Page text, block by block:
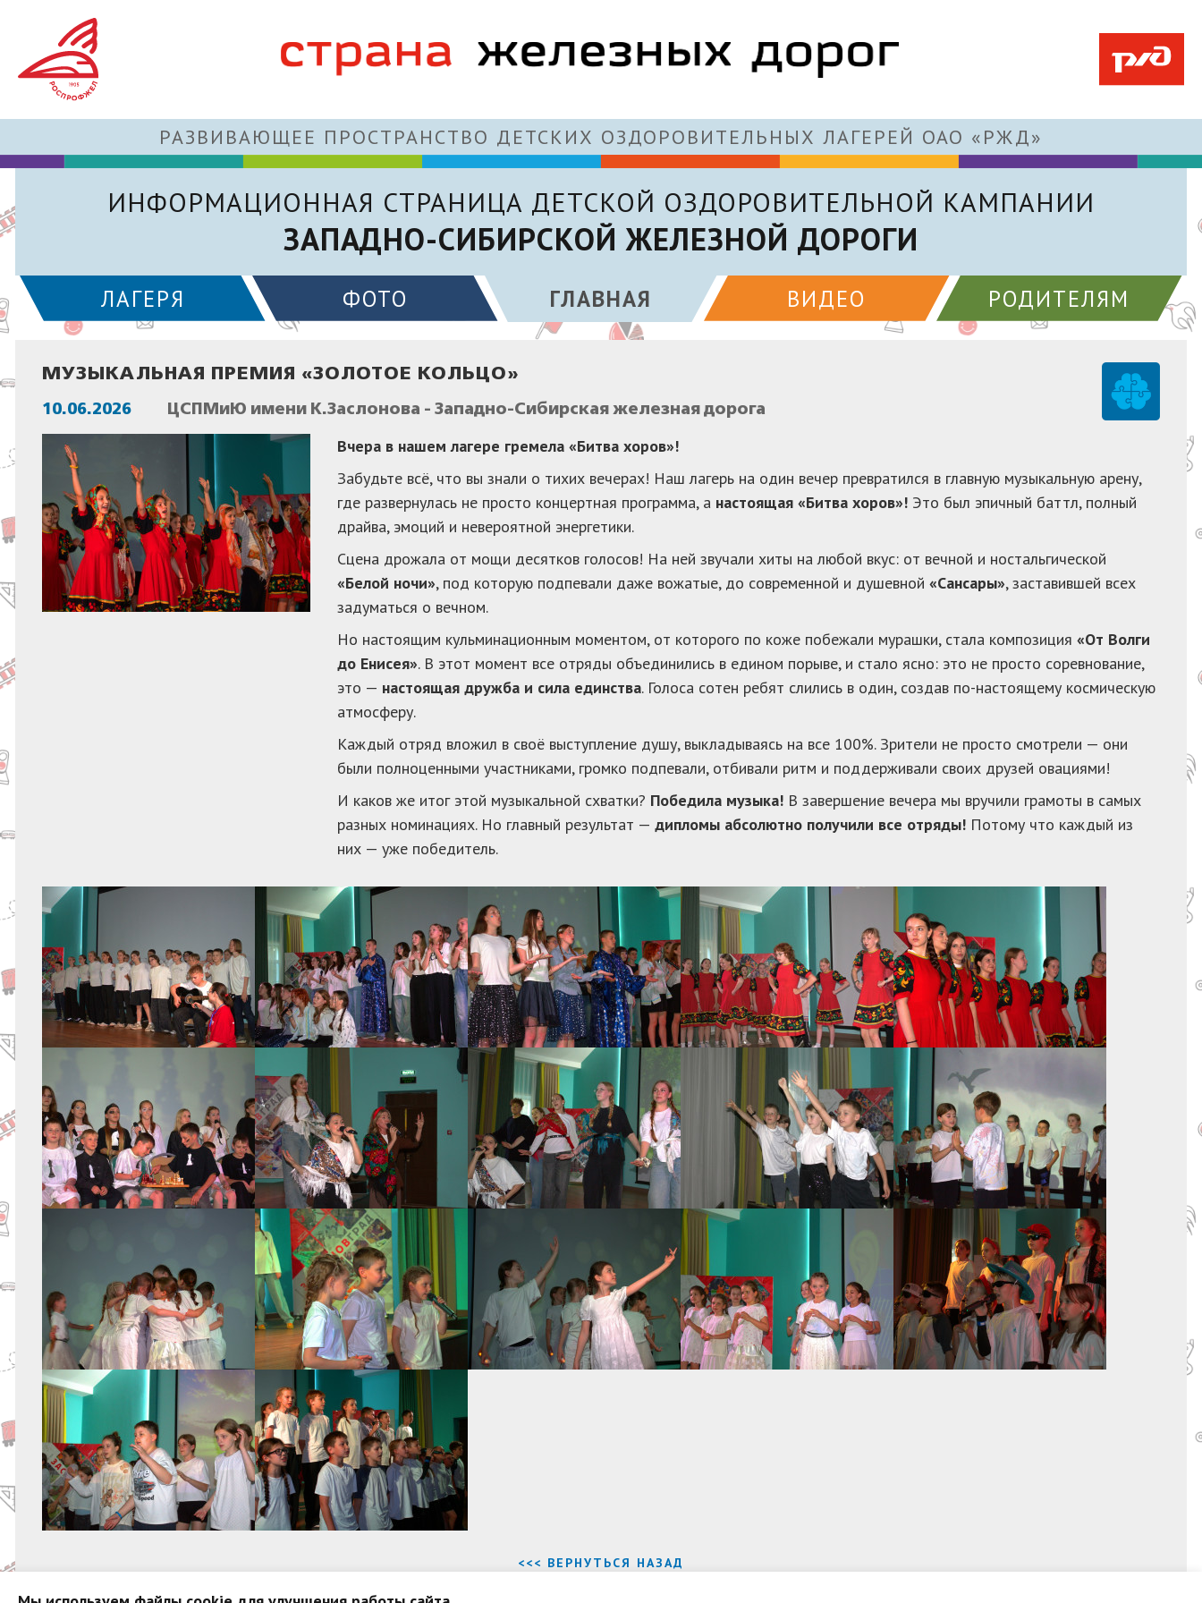
РАЗВИВАЮЩЕЕ ПРОСТРАНСТВО ДЕТСКИХ ОЗДОРОВИТЕЛЬНЫХ ЛАГЕРЕЙ ОАО «РЖД»
ИНФОРМАЦИОННАЯ СТРАНИЦА ДЕТСКОЙ ОЗДОРОВИТЕЛЬНОЙ КАМПАНИИ
ЗАПАДНО-СИБИРСКОЙ ЖЕЛЕЗНОЙ ДОРОГИ
ЛАГЕРЯ ФОТО ГЛАВНАЯ ВИДЕО РОДИТЕЛЯМ
МУЗЫКАЛЬНАЯ ПРЕМИЯ «ЗОЛОТОЕ КОЛЬЦО»
10.06.2026 ЦСПМиЮ имени К.Заслонова - Западно-Сибирская железная дорога
Вчера в нашем лагере гремела «Битва хоров»!
Забудьте всё, что вы знали о тихих вечерах! Наш лагерь на один вечер превратился в главную музыкальную арену,
где развернулась не просто концертная программа, а настоящая «Битва хоров»! Это был эпичный баттл, полный
драйва, эмоций и невероятной энергетики.
Сцена дрожала от мощи десятков голосов! На ней звучали хиты на любой вкус: от вечной и ностальгической
«Белой ночи», под которую подпевали даже вожатые, до современной и душевной «Сансары», заставившей всех
задуматься о вечном.
Но настоящим кульминационным моментом, от которого по коже побежали мурашки, стала композиция «От Волги
до Енисея». В этот момент все отряды объединились в едином порыве, и стало ясно: это не просто соревнование,
это — настоящая дружба и сила единства. Голоса сотен ребят слились в один, создав по-настоящему космическую
атмосферу.
Каждый отряд вложил в своё выступление душу, выкладываясь на все 100%. Зрители не просто смотрели — они
были полноценными участниками, громко подпевали, отбивали ритм и поддерживали своих друзей овациями!
И каков же итог этой музыкальной схватки? Победила музыка! В завершение вечера мы вручили грамоты в самых
разных номинациях. Но главный результат — дипломы абсолютно получили все отряды! Потому что каждый из
них — уже победитель.
<<< ВЕРНУТЬСЯ НАЗАД